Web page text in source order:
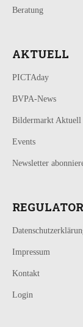
Beratung
AKTUELL
PICTAday
BVPA-News
Bildermarkt Aktuell
Events
Newsletter
Impressum
Kontakt
Login